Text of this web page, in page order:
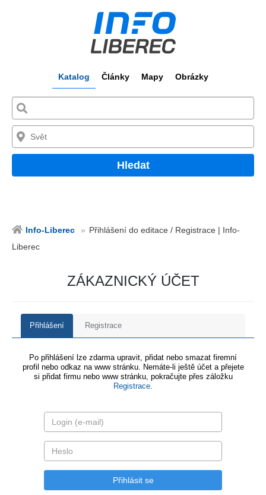
Katalog Články Mapy Obrázky
Hledat
Info-Liberec
Přihlášení do editace / Registrace | Info-
Liberec
ZÁKAZNICKÝ ÚČET
Přihlášení Registrace
Po přihlášení lze zdarma upravit, přidat nebo smazat firemní
profil nebo odkaz na www stránku. Nemáte-li ještě účet a přejete
si přidat firmu nebo www stránku, pokračujte přes záložku
Registrace.